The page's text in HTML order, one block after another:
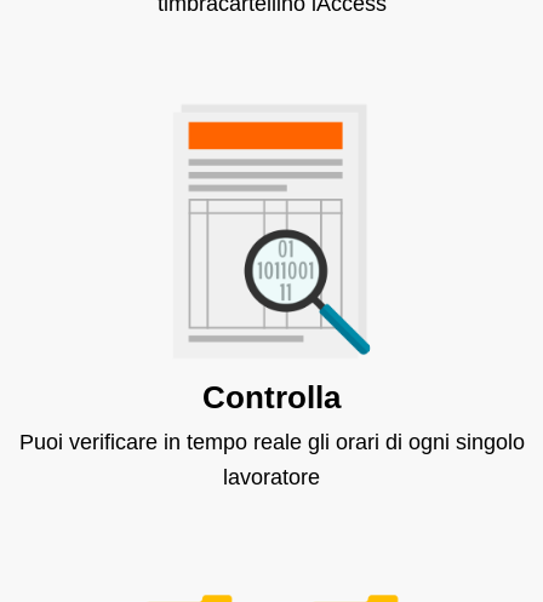
Controlla
Puoi verificare in tempo reale gli orari di ogni singolo
lavoratore